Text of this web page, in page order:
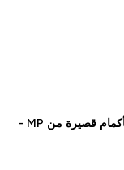
بلوزة Power كروب توب نسائية بأكمام قصيرة من MP -